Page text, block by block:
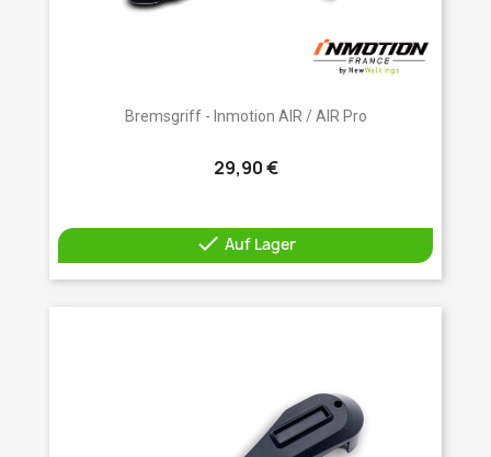
Bremsgriff - Inmotion AIR / AIR Pro
29,90 €
 Auf Lager